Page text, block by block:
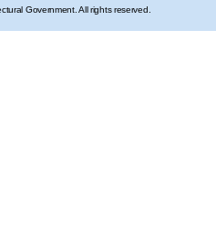
Government. All rights reserved.